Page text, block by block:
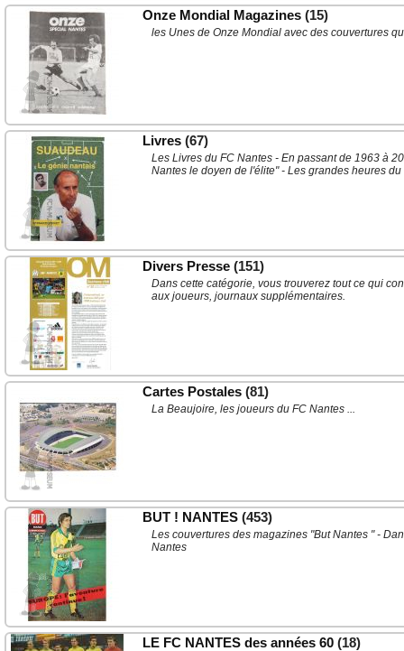
Onze Mondial Magazines (15)
les Unes de Onze Mondial avec des couvertures
Livres (67)
Les Livres du FC Nantes - En passant de 1963 à
Nantes le doyen de l'élite" - Les grandes heures
Divers Presse (151)
Dans cette catégorie, vous trouverez tout ce qui
aux joueurs, journaux supplémentaires.
Cartes Postales (81)
La Beaujoire, les joueurs du FC Nantes ...
BUT ! NANTES (453)
Les couvertures des magazines "But Nantes " -
Nantes
LE FC NANTES des années 60 (18)